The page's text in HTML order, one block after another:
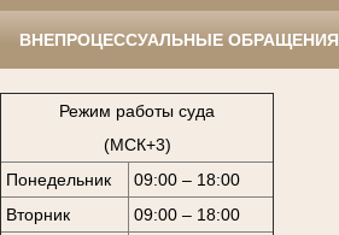
ВНЕПРОЦЕССУАЛЬНЫЕ ОБРАЩЕНИЯ
Режим работы суда
(МСК+3)
Понедельник
09:00 – 18:00
Вторник
09:00 – 18:00